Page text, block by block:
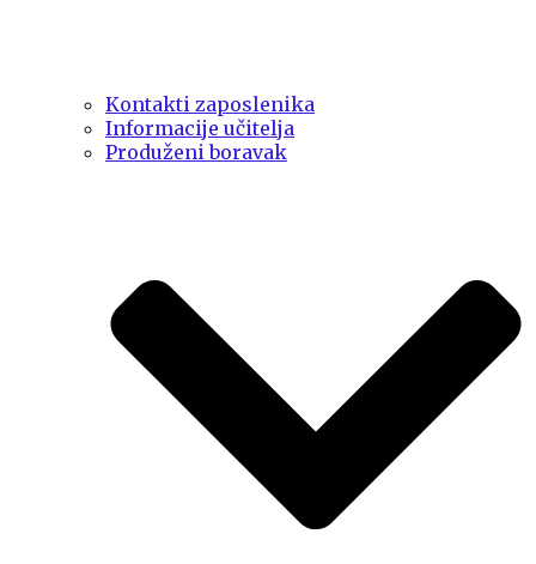
Kontakti zaposlenika
Informacije učitelja
Produženi boravak